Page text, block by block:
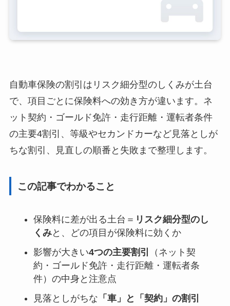
自動車保険の割引はリスク細分型のしくみが土台
で、項目ごとに保険料への効き方が違います。ネ
ット契約・ゴールド免許・走行距離・運転者条件
の主要4割引、等級やセカンドカーなど見落としが
ちな割引、見直しの順番と失敗まで整理します。
この記事でわかること
保険料に差が出る土台＝ リスク細分型のし
くみと、どの項目が保険料に効くか
影響が大きい4つの主要割引
（ネット契
約・ゴールド免許・走行距離・運転者条
件）の中身と注意点
見落としがちな 「車」と「契約」の割引